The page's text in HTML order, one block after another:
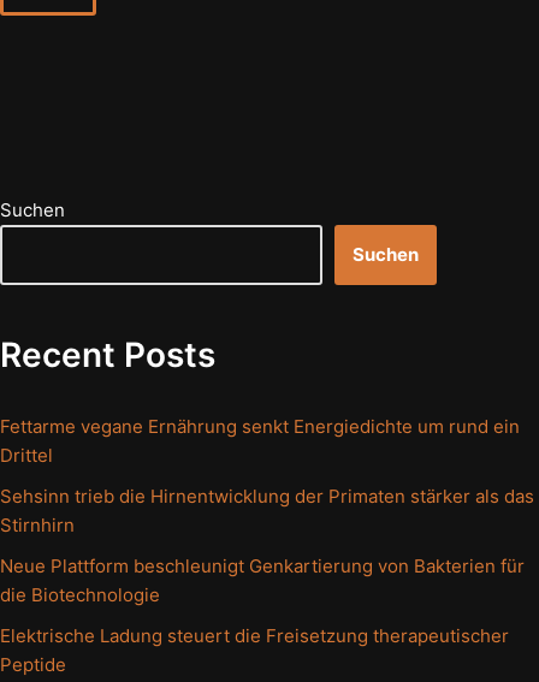
Suchen
Suchen
Recent Posts
Fettarme vegane Ernährung senkt Energiedichte um rund ein
Drittel
Sehsinn trieb die Hirnentwicklung der Primaten stärker als das
Stirnhirn
Neue Plattform beschleunigt Genkartierung von Bakterien für
die Biotechnologie
Elektrische Ladung steuert die Freisetzung therapeutischer
Peptide